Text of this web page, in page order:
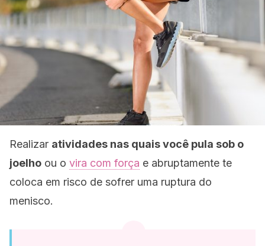
Realizar atividades nas quais você pula sob o
joelho ou o vira com força e abruptamente te
coloca em risco de sofrer uma ruptura do
menisco.